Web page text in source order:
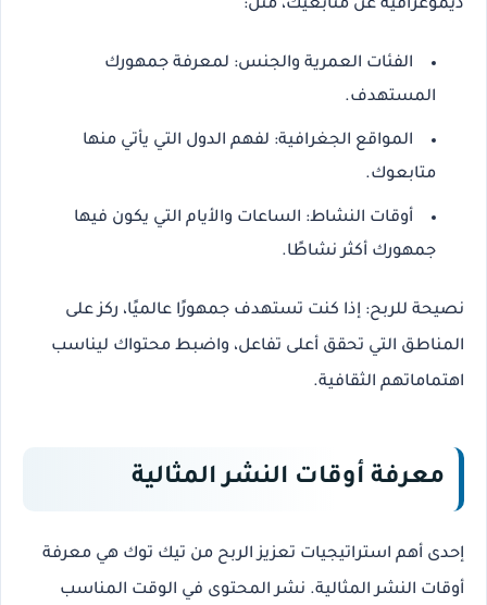
ديموغرافية عن متابعيك، مثل:
الفئات العمرية والجنس: لمعرفة جمهورك
المستهدف.
المواقع الجغرافية: لفهم الدول التي يأتي منها
متابعوك.
أوقات النشاط: الساعات والأيام التي يكون فيها
جمهورك أكثر نشاطًا.
نصيحة للربح: إذا كنت تستهدف جمهورًا عالميًا، ركز على
المناطق التي تحقق أعلى تفاعل، واضبط محتواك ليناسب
اهتماماتهم الثقافية.
معرفة أوقات النشر المثالية
إحدى أهم استراتيجيات تعزيزالربح من تيك توك هي معرفة
أوقات النشر المثالية. نشر المحتوى في الوقت المناسب